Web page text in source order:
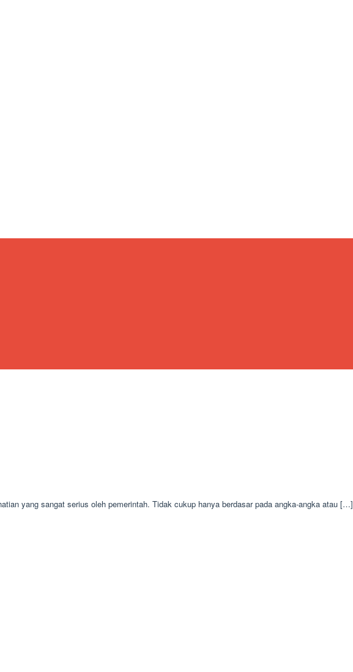
yang sangat serius oleh pemerintah. Tidak cukup hanya berdasar pada angka-angka atau […]